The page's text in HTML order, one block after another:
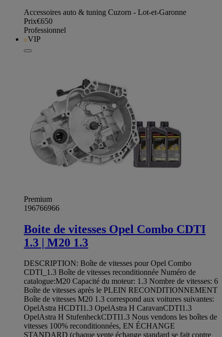
Accessoires auto & tuning Cuzorn - Lot-et-Garonne
Prix€650
Professionnel
VIP
Premium
196766966
Boite de vitesses Opel Combo CDTI
1.3 | M20 1.3
DESCRIPTION: Boîte de vitesses pour Opel Combo
CDTI_1.3 Boîte de vitesses reconditionnée Numéro de
catalogue:M20 Capacité du moteur: 1.3 Nombre de vitesses: 6
Boîte de vitesses après le PLEIN RECONDITIONNEMENT
Boîte de vitesses M20 1.3 correspond aux voitures suivantes:
OpelAstra HCDTI1.3 OpelAstra H CaravanCDTI1.3
OpelAstra H StufenheckCDTI1.3 Nous vendons les boîtes de
vitesses 100% reconditionnées, EN ÉCHANGE
STANDARD (chaque vente échange standard se fait contre